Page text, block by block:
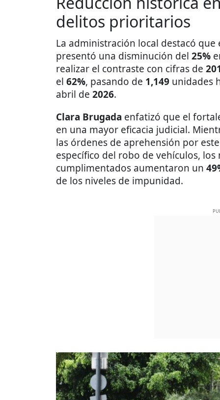
delitos prioritarios
La administración local destacó
presentó una disminución del 25%
realizar el contraste con cifras de
el 62%, pasando de 1,149 unidades
abril de 2026.
Clara Brugada enfatizó que el
en una mayor eficacia judicial.
las órdenes de aprehensión por
específico del robo de vehículos,
cumplimentados aumentaron un
de los niveles de impunidad.